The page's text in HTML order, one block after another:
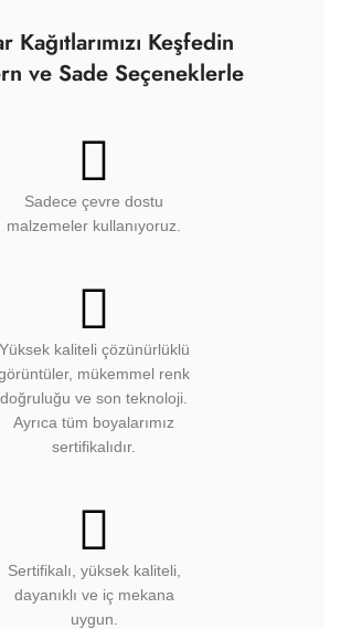
Kağıtlarımızı Keşfedin
ve Sade Seçeneklerle
Sadece çevre dostu
malzemeler kullanıyoruz.
Yüksek kaliteli çözünürlüklü
mükemmel renk
doğruluğu ve son teknoloji.
Ayrıca tüm boyalarımız
sertifikalıdır.
Sertifikalı, yüksek kaliteli,
dayanıklı ve iç mekana
uygun.